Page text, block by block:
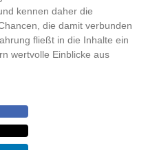
kennen daher die
die damit verbunden
fließt in die Inhalte ein
wertvolle Einblicke aus